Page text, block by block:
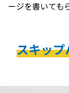
ージを書いても
スキップ